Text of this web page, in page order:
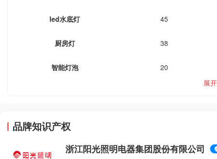
led水底灯 45
厨房灯 38
智能灯泡
20
展开
品牌知识产权
浙江阳光照明电器集团股份有限公司